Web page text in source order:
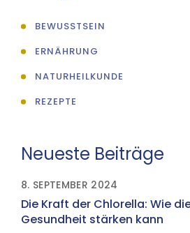
BEWUSSTSEIN
ERNÄHRUNG
NATURHEILKUNDE
REZEPTE
Neueste Beiträge
Die Kraft der Chlorella: Wie
Gesundheit stärken kann
8. SEPTEMBER 2024